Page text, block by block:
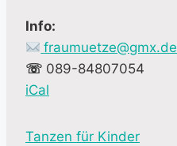
Info:
fraumuetze@gmx.de
☏ 089-84807054
iCal
M
Tanzen für Kinder